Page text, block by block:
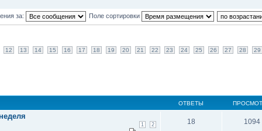
за: Поле сортировки
12 13 14 15 16 17 18 19 20 21 22 23 24 25 26 27 28 29
ОТВЕТЫ
1 2 18 1094